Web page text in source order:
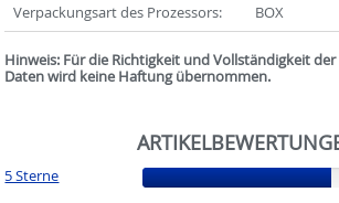
Verpackungsart des Prozessors:
BOX
Hinweis: Für die Richtigkeit und Vollständigkeit
Daten wird keine Haftung übernommen.
5 Sterne (90%)